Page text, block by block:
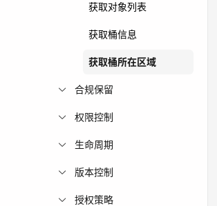
获取对象列表
获取桶信息
获取桶所在区域
合规保留
权限控制
生命周期
版本控制
授权策略